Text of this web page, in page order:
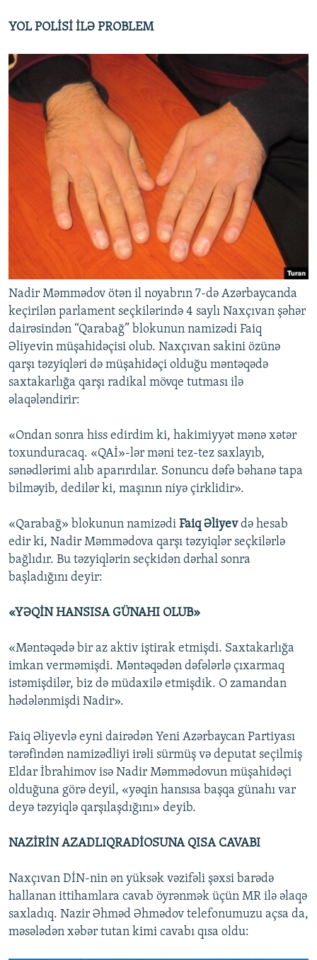
YOL POLİSİ İLƏ PROBLEM
Nadir Məmmədov ötən il noyabrın 7-də Azərbaycanda
keçirilən parlament seçkilərində 4 saylı Naxçıvan şəhər
dairəsindən “Qarabağ” blokunun namizədi Faiq
Əliyevin müşahidəçisi olub. Naxçıvan sakini özünə
qarşı təzyiqləri də müşahidəçi olduğu məntəqədə
saxtakarlığa qarşı radikal mövqe tutması ilə
əlaqələndirir:
«Ondan sonra hiss edirdim ki, hakimiyyət mənə xətər
toxunduracaq. «QAİ»-lər məni tez-tez saxlayıb,
sənədlərimi alıb aparırdılar. Sonuncu dəfə bəhanə tapa
bilməyib, dedilər ki, maşının niyə çirklidir».
«Qarabağ» blokunun namizədi Faiq Əliyevdə hesab
edir ki, Nadir Məmmədova qarşı təzyiqlər seçkilərlə
bağlıdır. Bu təzyiqlərin seçkidən dərhal sonra
başladığını deyir:
«YƏQİN HANSISA GÜNAHI OLUB»
«Məntəqədə bir az aktiv iştirak etmişdi. Saxtakarlığa
imkan verməmişdi. Məntəqədən dəfələrlə çıxarmaq
istəmişdilər, biz də müdaxilə etmişdik. O zamandan
hədələnmişdi Nadir».
Faiq Əliyevlə eyni dairədən Yeni Azərbaycan Partiyası
tərəfindən namizədliyi irəli sürmüş və deputat seçilmiş
Eldar İbrahimov isə Nadir Məmmədovun müşahidəçi
olduğuna görə deyil, «yəqin hansısa başqa günahı var
deyə təzyiqlə qarşılaşdığını» deyib.
NAZİRİN AZADLIQRADİOSUNA QISA CAVABI
Naxçıvan DİN-nin ən yüksək vəzifəli şəxsi barədə
hallanan ittihamlara cavab öyrənmək üçün MR ilə əlaqə
saxladıq. Nazir Əhməd Əhmədov telefonumuzu açsa da,
məsələdən xəbər tutan kimi cavabı qısa oldu: